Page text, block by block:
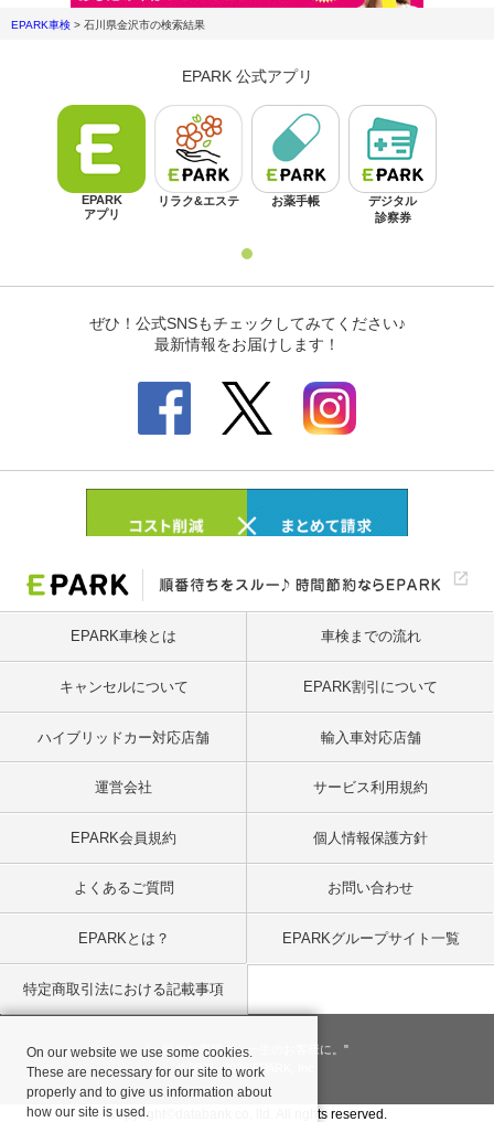
EPARK車検 > 石川県金沢市の検索結果
EPARK車検とは 車検までの流れ
キャンセルについて EPARK割引について
ハイブリッドカー対応店舗 輸入車対応店舗
運営会社 サービス利用規約
EPARK会員規約 個人情報保護方針
よくあるご質問 お問い合わせ
EPARKとは？ EPARKグループサイト一覧
特定商取引法における記載事項
"一回のお客様を、一生のお客様に。"
© 2001- 2026 EPARK, Inc.
Copyright©databank co, ltd. All rights reserved.
On our website we use some cookies.
These are necessary for our site to work
properly and to give us information about
how our site is used.